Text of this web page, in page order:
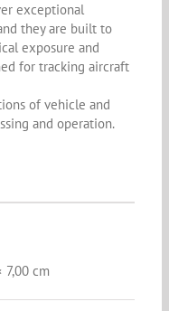
exceptional
they are built to
exposure and
for tracking aircraft
of vehicle and
and operation.
7,00 cm